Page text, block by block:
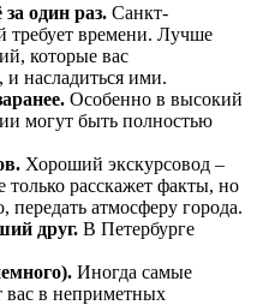
один раз. Санкт-
требует времени. Лучше
которые вас
и насладиться ими.
Особенно в высокий
могут быть полностью
Хороший экскурсовод –
расскажет факты, но
атмосферу города.
друг. В Петербурге
Иногда самые
вас в неприметных